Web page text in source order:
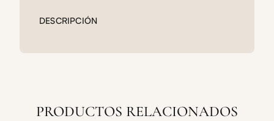
DESCRIPCIÓN
PRODUCTOS RELACIONADOS